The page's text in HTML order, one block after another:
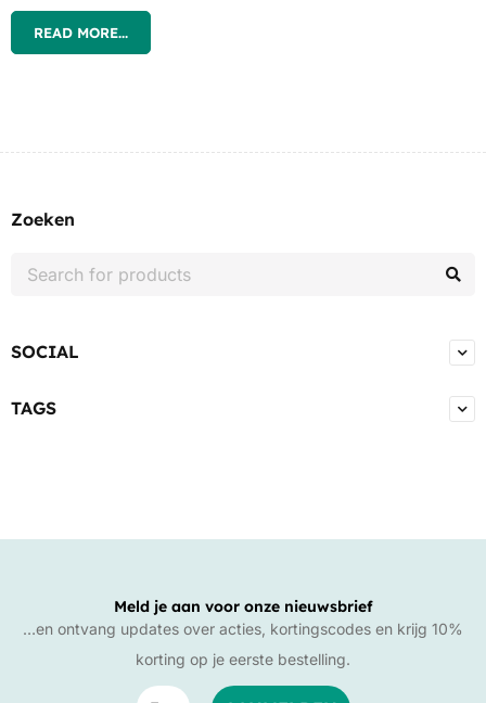
READ MORE...
Zoeken
SOCIAL
TAGS
Meld je aan voor onze nieuwsbrief
…en ontvang updates over acties, kortingscodes en krijg 10%
korting op je eerste bestelling.